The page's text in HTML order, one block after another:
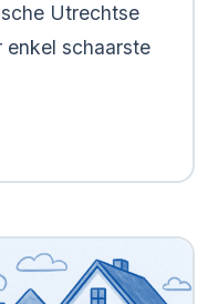
Utrechtse
enkel schaarste